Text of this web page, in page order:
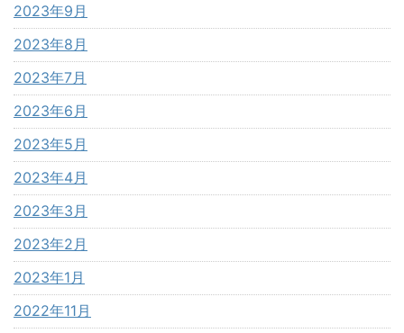
2023年9月
2023年8月
2023年7月
2023年6月
2023年5月
2023年4月
2023年3月
2023年2月
2023年1月
2022年11月